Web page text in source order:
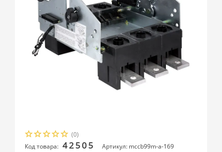
(0)
Код товара: 42505
Артикул: mccb99m-a-169